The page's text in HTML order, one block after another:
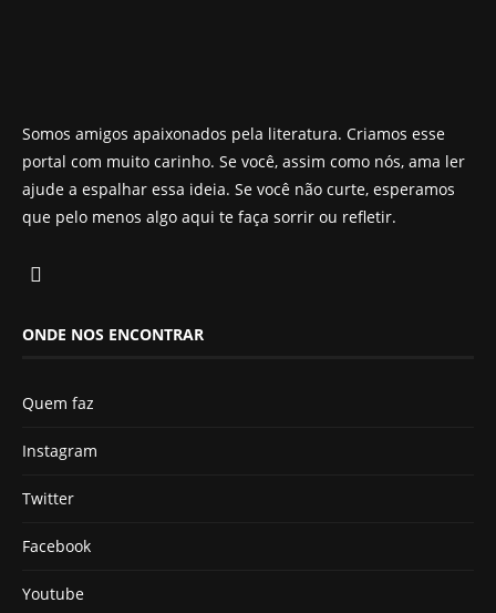
Somos amigos apaixonados pela literatura. Criamos esse
portal com muito carinho. Se você, assim como nós, ama ler
ajude a espalhar essa ideia. Se você não curte, esperamos
que pelo menos algo aqui te faça sorrir ou refletir.
ONDE NOS ENCONTRAR
Quem faz
Instagram
Twitter
Facebook
Youtube